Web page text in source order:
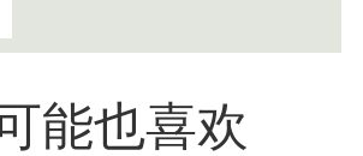
能也喜欢